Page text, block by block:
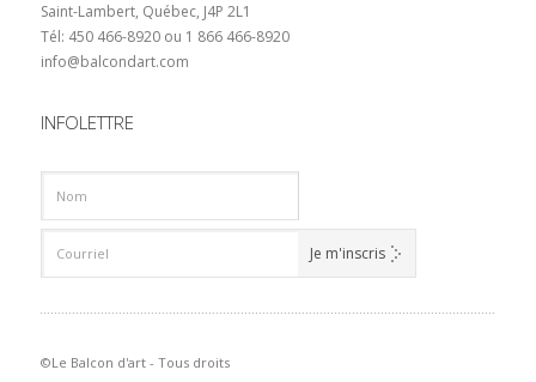
Saint-Lambert, Québec, J4P 2L1
Tél: 450 466-8920 ou 1 866 466-8920
info@balcondart.com
INFOLETTRE
©Le Balcon d'art - Tous droits